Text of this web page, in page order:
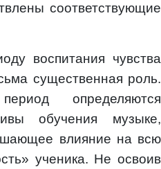
соответствующие
воспитания чувства
существенная роль.
определяются
обучения музыке,
влияние на всю
ученика. Не освоив